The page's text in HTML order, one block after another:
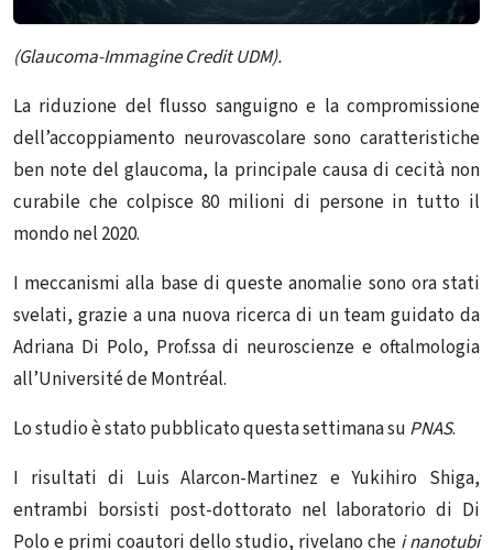
(Glaucoma-Immagine Credit UDM).
La riduzione del flusso sanguigno e la compromissione
dell’accoppiamento neurovascolare sono caratteristiche
ben note del glaucoma, la principale causa di cecità non
curabile che colpisce 80 milioni di persone in tutto il
mondo nel 2020.
I meccanismi alla base di queste anomalie sono ora stati
svelati, grazie a una nuova ricerca di un team guidato da
Adriana Di Polo, Prof.ssa di neuroscienze e oftalmologia
all’Université de Montréal.
Lo studio è stato pubblicato questa settimana su PNAS.
I risultati di Luis Alarcon-Martinez e Yukihiro Shiga,
entrambi borsisti post-dottorato nel laboratorio di Di
Polo e primi coautori dello studio, rivelano che i nanotubi